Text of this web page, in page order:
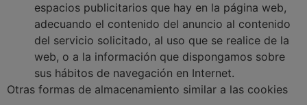
espacios publicitarios que hay en la página web,
adecuando el contenido del anuncio al contenido
del servicio solicitado, al uso que se realice de la
web, o a la información que dispongamos sobre
sus hábitos de navegación en Internet.
Otras formas de almacenamiento similar a las cookies